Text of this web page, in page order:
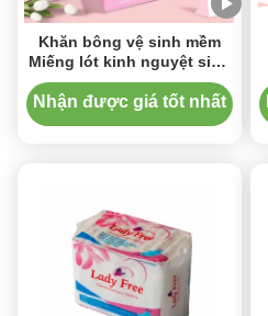
Khăn bông vệ sinh mềm
Miếng lót kinh nguyệt siêu
mỏng dành cho nữ
Nhận được giá tốt nhất